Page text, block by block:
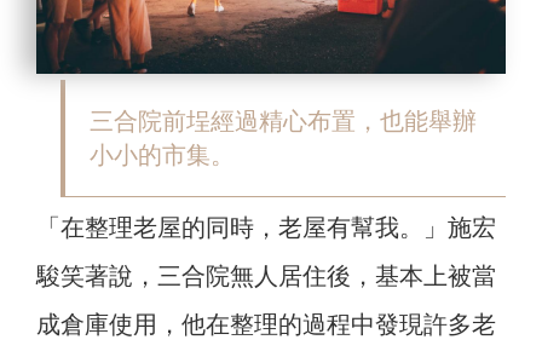
三合院前埕經過精心布置，也能舉辦
小小的市集。
「在整理老屋的同時，老屋有幫我。」施宏
駿笑著說，三合院無人居住後，基本上被當
成倉庫使用，他在整理的過程中發現許多老